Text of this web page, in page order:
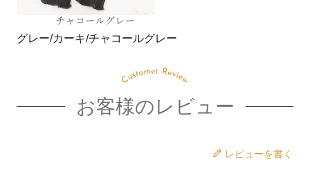
グレー/カーキ/チャコールグレー
お客様のレビュー
レビューを書く